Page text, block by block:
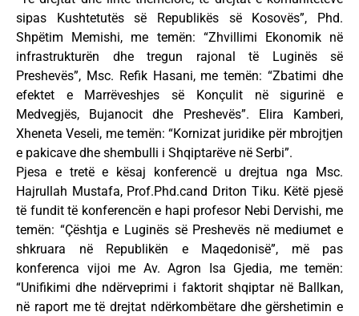
sipas Kushtetutës së Republikës së Kosovës”, Phd.
Shpëtim Memishi, me temën: “Zhvillimi Ekonomik në
infrastrukturën dhe tregun rajonal të Luginës së
Preshevës”, Msc. Refik Hasani, me temën: “Zbatimi dhe
efektet e Marrëveshjes së Konçulit në sigurinë e
Medvegjës, Bujanocit dhe Preshevës”. Elira Kamberi,
Xheneta Veseli, me temën: “Kornizat juridike për mbrojtjen
e pakicave dhe shembulli i Shqiptarëve në Serbi”.
Pjesa e tretë e kësaj konferencë u drejtua nga Msc.
Hajrullah Mustafa, Prof.Phd.cand Driton Tiku. Këtë pjesë
të fundit të konferencën e hapi profesor Nebi Dervishi, me
temën: “Çështja e Luginës së Preshevës në mediumet e
shkruara në Republikën e Maqedonisë”, më pas
konferenca vijoi me Av. Agron Isa Gjedia, me temën:
“Unifikimi dhe ndërveprimi i faktorit shqiptar në Ballkan,
në raport me të drejtat ndërkombëtare dhe gërshetimin e